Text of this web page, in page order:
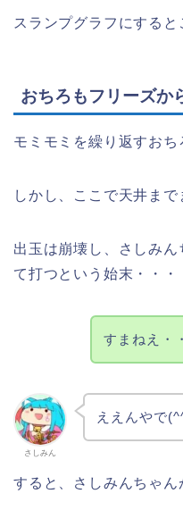
スランプグラフにすると
おちろもフリーズか
モミモミを繰り返すおち
しかし、ここで天井まで
出玉は崩壊し、さしみ
て打つという始末・・・
すまねえ・
さしみん
ええんやで
すると、さしみんちゃん